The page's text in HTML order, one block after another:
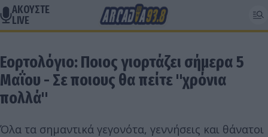
ΑΚΟΥΣΤΕ
LIVE
Εορτολόγιο: Ποιος γιορτάζει σήμερα 5
Μαΐου - Σε ποιους θα πείτε "χρόνια
πολλά"
Όλα τα σημαντικά γεγονότα, γεννήσεις και θάνατοι